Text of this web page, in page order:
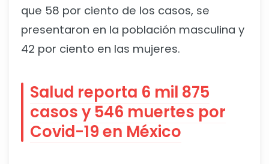
que 58 por ciento de los casos, se
presentaron en la población masculina y
42 por ciento en las mujeres.
Salud reporta 6 mil 875
casos y 546 muertes por
Covid-19 en México